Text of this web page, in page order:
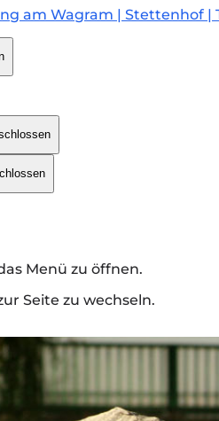
am Wagram | Stettenhof |
Menü zu öffnen.
Seite zu wechseln.